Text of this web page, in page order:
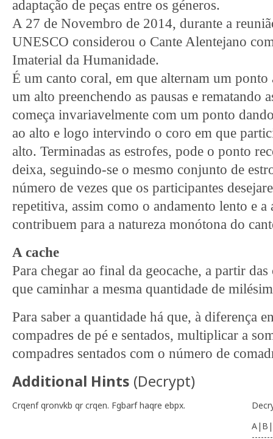
adaptação de peças entre os géneros.
A 27 de Novembro de 2014, durante a
UNESCO considerou o Cante Alentejano
Imaterial da Humanidade.
É um canto coral, em que alternam um
um alto preenchendo as pausas e rematando
começa invariavelmente com um ponto
ao alto e logo intervindo o coro em que
alto. Terminadas as estrofes, pode o ponto
deixa, seguindo-se o mesmo conjunto de
número de vezes que os participantes
repetitiva, assim como o andamento lento e a
contribuem para a natureza monótona do
A cache
Para chegar ao final da geocache, a partir
que caminhar a mesma quantidade de
Para saber a quantidade há que, à diferença
compadres de pé e sentados, multiplicar a
compadres sentados com o número de
Additional Hints (Decrypt)
Crqenf qronvkb qr crqen. Fgbarf haqre ebpx.